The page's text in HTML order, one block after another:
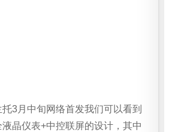
3月中旬网络首发我们可以看到
晶仪表+中控联屏的设计，其中